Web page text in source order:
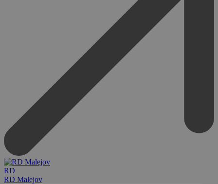
RD
RD Malejov